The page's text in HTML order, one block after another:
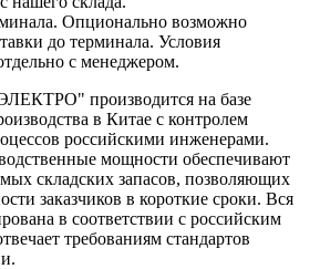
Опционально возможно
до терминала. Условия
с менеджером.
производится на базе
в Китае с контролем
российскими инженерами.
мощности обеспечивают
складских запасов, позволяющих
заказчиков в короткие сроки. Вся
в соответствии с российским
требованиям стандартов